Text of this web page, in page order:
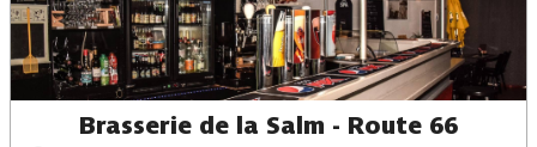
Brasserie de la Salm - Route 66